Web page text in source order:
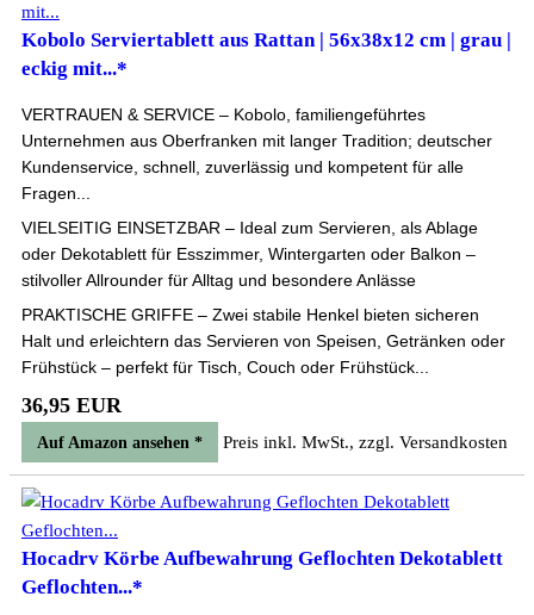
Kobolo Serviertablett aus Rattan | 56x38x12 cm | grau |
eckig mit...*
VERTRAUEN & SERVICE – Kobolo, familiengeführtes
Unternehmen aus Oberfranken mit langer Tradition; deutscher
Kundenservice, schnell, zuverlässig und kompetent für alle
Fragen...
VIELSEITIG EINSETZBAR – Ideal zum Servieren, als Ablage
oder Dekotablett für Esszimmer, Wintergarten oder Balkon –
stilvoller Allrounder für Alltag und besondere Anlässe
PRAKTISCHE GRIFFE – Zwei stabile Henkel bieten sicheren
Halt und erleichtern das Servieren von Speisen, Getränken oder
Frühstück – perfekt für Tisch, Couch oder Frühstück...
36,95 EUR
Auf Amazon ansehen * Preis inkl. MwSt., zzgl. Versandkosten
Hocadrv Körbe Aufbewahrung Geflochten Dekotablett
Geflochten...*